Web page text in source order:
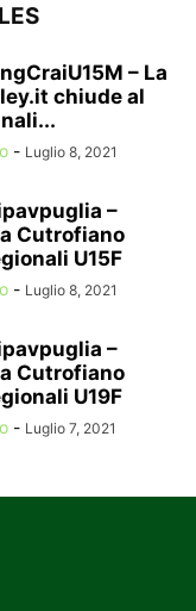
– La
chiude al
- Luglio 8, 2021
–
Cutrofiano
U15F
- Luglio 8, 2021
–
Cutrofiano
U19F
- Luglio 7, 2021